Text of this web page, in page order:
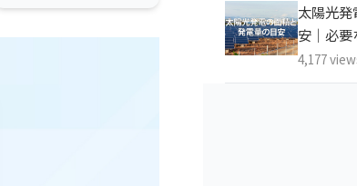
太陽光
安｜必要
4,177